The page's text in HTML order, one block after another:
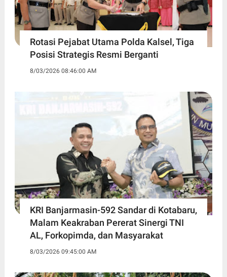
Rotasi Pejabat Utama Polda Kalsel, Tiga
Posisi Strategis Resmi Berganti
8/03/2026 08:46:00 AM
KRI Banjarmasin-592 Sandar di Kotabaru,
Malam Keakraban Pererat Sinergi TNI
AL, Forkopimda, dan Masyarakat
8/03/2026 09:45:00 AM